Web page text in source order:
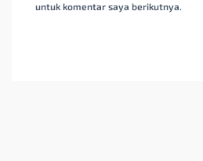
untuk komentar saya berikutnya.